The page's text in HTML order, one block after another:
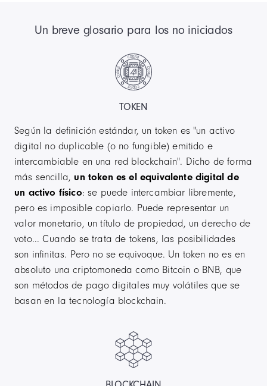
Un breve glosario para los no iniciados
TOKEN
Según la definición estándar, un token es "un activo
digital no duplicable (o no fungible) emitido e
intercambiable en una red blockchain". Dicho de forma
más sencilla, un token es el equivalente digital de
un activo físico: se puede intercambiar libremente,
pero es imposible copiarlo. Puede representar un
valor monetario, un título de propiedad, un derecho de
voto... Cuando se trata de tokens, las posibilidades
son infinitas. Pero no se equivoque. Un token no es en
absoluto una criptomoneda como Bitcoin o BNB, que
son métodos de pago digitales muy volátiles que se
basan en la tecnología blockchain.